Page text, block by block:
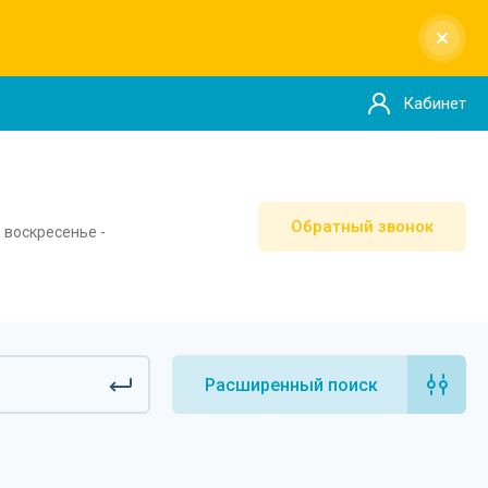
Кабинет
- Обратный звонок
Расширенный поиск